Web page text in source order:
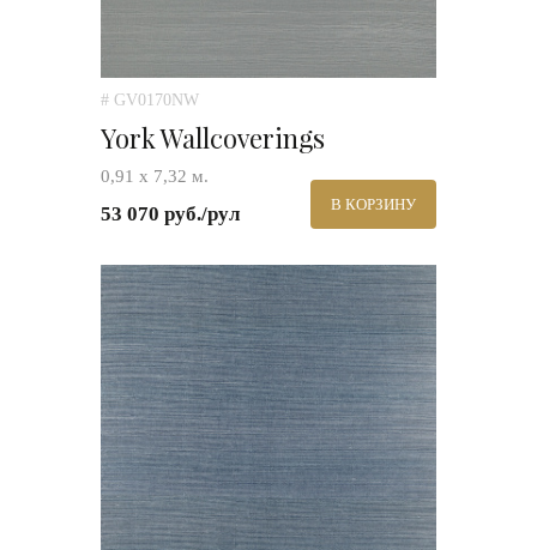
# GV0170NW
York Wallcoverings
0,91 х 7,32 м.
53 070 руб./рул В КОРЗИНУ